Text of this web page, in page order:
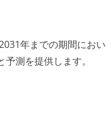
年までの期間におい
測を提供します。